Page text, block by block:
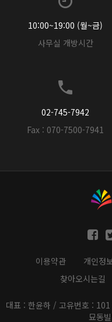
10:00~19:00 (월~금)
사무실 개방시간
02-745-7942
Fax : 070-7500-7941
이용약관 개인정
찾아오시는길
대표 : 한윤하 / 고유번호 :
묘동